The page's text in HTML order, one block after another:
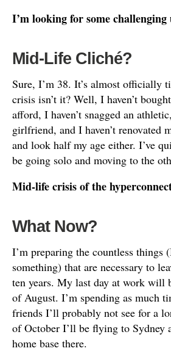
I’m looking for some
Mid-Life Cliché?
Sure, I’m 38. It’s almost officially
crisis isn’t it? Well, I haven’t
afford, I haven’t snagged an
girlfriend, and I haven’t renovated
and look half my age either. I’ve
be going solo and moving to the
Mid-life crisis of the
What Now?
I’m preparing the countless things
something) that are necessary to
ten years. My last day at work will
of August. I’m spending as much
friends I’ll probably not see for a
of October I’ll be flying to Sydney
home base there.